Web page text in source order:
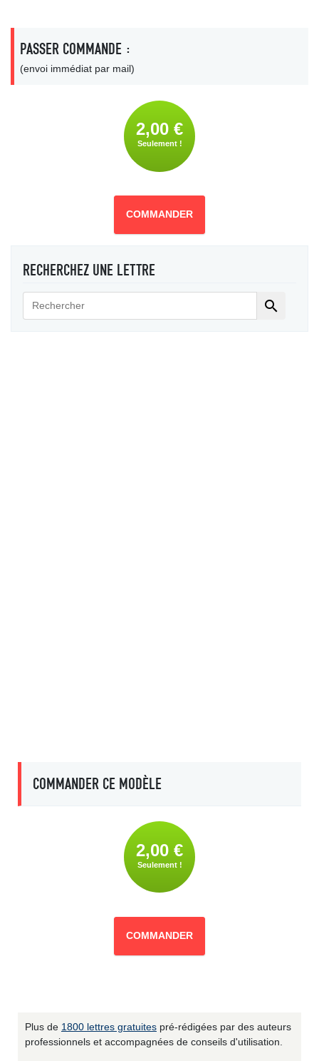
PASSER COMMANDE :
(envoi immédiat par mail)
2,00 €
Seulement !
COMMANDER
RECHERCHEZ UNE LETTRE

COMMANDER CE MODÈLE
2,00 €
Seulement !
COMMANDER
Plus de 1800 lettres gratuites pré-rédigées par des auteurs
professionnels et accompagnées de conseils d'utilisation.